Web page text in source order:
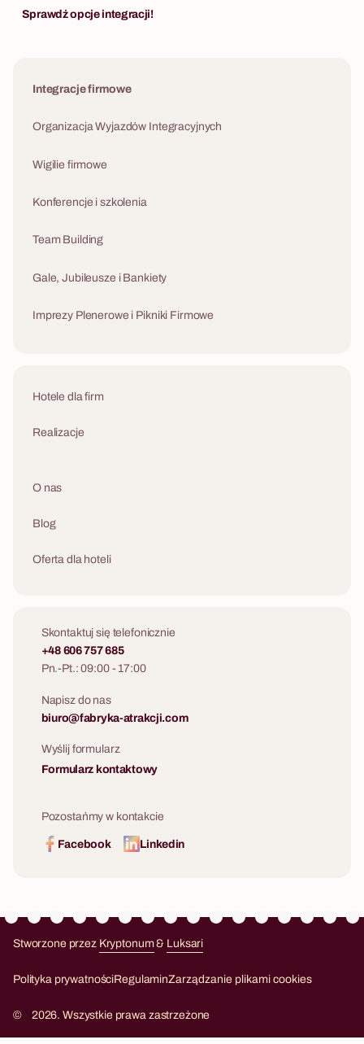
psychologię i wspólną zabawę.
Sprawdź opcje integracji!
Integracje firmowe
Organizacja Wyjazdów Integracyjnych
Wigilie firmowe
Konferencje i szkolenia
Team Building
Gale, Jubileusze i Bankiety
Imprezy Plenerowe i Pikniki Firmowe
Hotele dla firm
Realizacje
O nas
Blog
Oferta dla hoteli
Skontaktuj się telefonicznie
+48 606 757 685
Pn.-Pt.: 09:00 - 17:00
Napisz do nas
biuro@fabryka-atrakcji.com
Wyślij formularz
Formularz kontaktowy
Pozostańmy w kontakcie
Facebook Linkedin
Stworzone przez Kryptonum& Luksari
Polityka prywatnościRegulaminZarządzanie plikami cookies
© 2026. Wszystkie prawa zastrzeżone